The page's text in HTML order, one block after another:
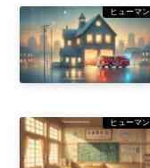
ヒューマン
ヒューマン